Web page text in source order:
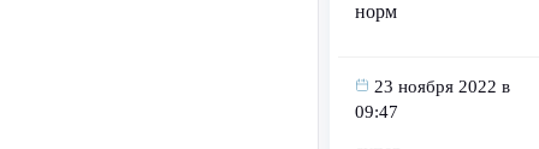
норм
23 ноября 2022 в
09:47